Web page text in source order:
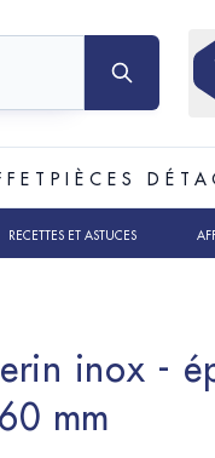
PIÈCES
RECETTES ET ASTUCES
inox -
mm